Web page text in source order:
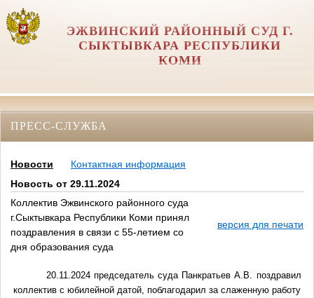
ЭЖВИНСКИЙ РАЙОННЫЙ СУД Г.
СЫКТЫВКАРА РЕСПУБЛИКИ
КОМИ
ПРЕСС-СЛУЖБА
Новости
Контактная информация
Новость от 29.11.2024
Коллектив Эжвинского районного суда
г.Сыктывкара Республики Коми принял
поздравления в связи с 55-летием со
дня образования суда
версия для печати
20.11.2024 председатель суда Панкратьев А.В. поздравил
коллектив с юбилейной датой, поблагодарил за слаженную работу